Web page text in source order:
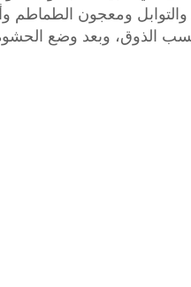
والتوابل ومعجون الطماطم
وبعد وضع الحشوة
انشودة مشاعل الشمال
أجناد للفن الاسلامي
21719 | 2025-05-04